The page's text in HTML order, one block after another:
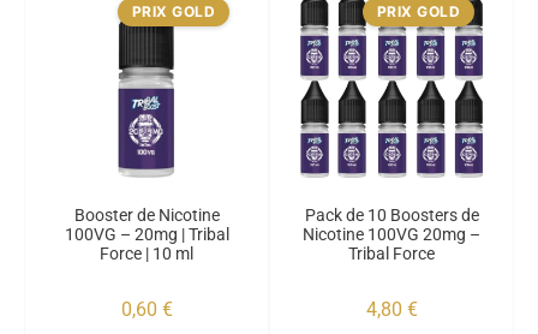
PRIX GOLD
Booster de Nicotine
100VG – 20mg | Tribal
Force | 10 ml
0,60 €
PRIX GOLD
Pack de 10 Boosters de
Nicotine 100VG 20mg –
Tribal Force
4,80 €